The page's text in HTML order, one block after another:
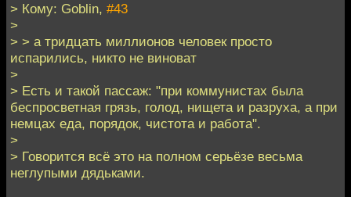
> Кому: Goblin, #43
>
> > а тридцать миллионов человек просто
испарились, никто не виноват
>
> Есть и такой пассаж: "при коммунистах была
беспросветная грязь, голод, нищета и разруха, а при
немцах еда, порядок, чистота и работа".
>
> Говорится всё это на полном серьёзе весьма
неглупыми дядьками.